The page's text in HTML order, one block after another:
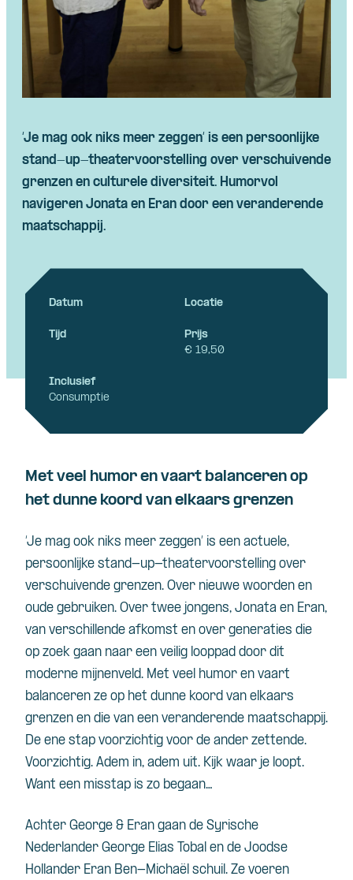
‘Je mag ook niks meer zeggen‘ is een persoonlijke
stand-up-theatervoorstelling over verschuivende
grenzen en culturele diversiteit. Humorvol
navigeren Jonata en Eran door een veranderende
maatschappij.
Datum Locatie
Tijd
Prijs
€ 19,50
Inclusief
Consumptie
Met veel humor en vaart balanceren op
het dunne koord van elkaars grenzen
‘Je mag ook niks meer zeggen’ is een actuele,
persoonlijke stand-up-theatervoorstelling over
verschuivende grenzen. Over nieuwe woorden en
oude gebruiken. Over twee jongens, Jonata en Eran,
van verschillende afkomst en over generaties die
op zoek gaan naar een veilig looppad door dit
moderne mijnenveld. Met veel humor en vaart
balanceren ze op het dunne koord van elkaars
grenzen en die van een veranderende maatschappij.
De ene stap voorzichtig voor de ander zettende.
Voorzichtig. Adem in, adem uit. Kijk waar je loopt.
Want een misstap is zo begaan…
Achter George & Eran gaan de Syrische
Nederlander George Elias Tobal en de Joodse
Hollander Eran Ben-Michaël schuil. Ze voeren